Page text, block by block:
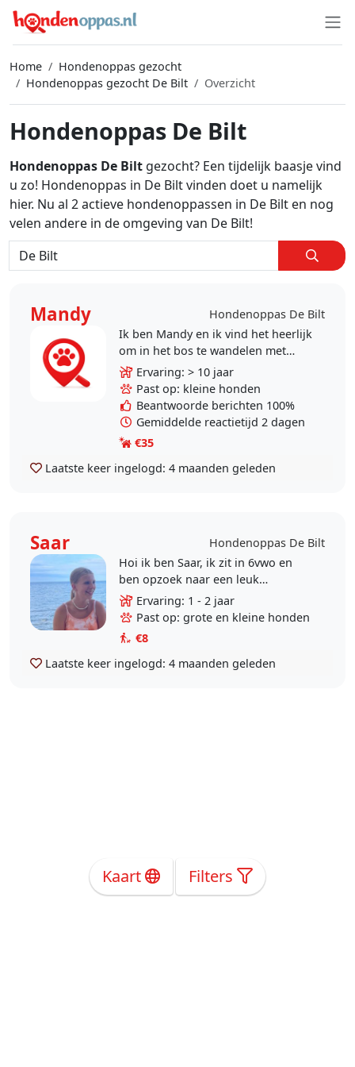
Home
Hondenoppas gezocht
Hondenoppas gezocht De Bilt
Overzicht
Hondenoppas De Bilt
Hondenoppas De Bilt gezocht? Een tijdelijk baasje vind
u zo! Hondenoppas in De Bilt vinden doet u namelijk
hier. Nu al 2 actieve hondenoppassen in De Bilt en nog
velen andere in de omgeving van De Bilt!
Mandy
Hondenoppas De Bilt
Ik ben Mandy en ik vind het heerlijk
om in het bos te wandelen met
honden. Ik ben met honden
opgegroeid en in mijn volwassen
leven ging ik altijd..
Ervaring: > 10 jaar
Past op: kleine honden
Beantwoorde berichten 100%
Gemiddelde reactietijd 2 dagen
€35
Laatste keer ingelogd: 4 maanden geleden
Saar
Hondenoppas De Bilt
Hoi ik ben Saar, ik zit in 6vwo en
ben opzoek naar een leuk
bijbaantje! Ik hou heel erg van
honden, ik heb er zelf geen ,maar
heb wel al ervaring..
Ervaring: 1 - 2 jaar
Past op: grote en kleine honden
€8
Laatste keer ingelogd: 4 maanden geleden
Kaart Filters